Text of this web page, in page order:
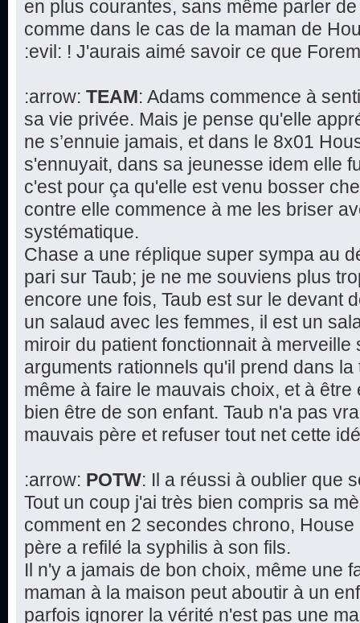
en plus courantes, sans même parler
comme dans le cas de la maman de
:evil: ! J'aurais aimé savoir ce que
:arrow: TEAM: Adams commence à
sa vie privée. Mais je pense qu'elle
ne s’ennuie jamais, et dans le 8x01
s'ennuyait, dans sa jeunesse idem elle
c'est pour ça qu'elle est venu bosser
contre elle commence à me les briser
systématique.
Chase a une réplique super sympa au
pari sur Taub; je ne me souviens plus
encore une fois, Taub est sur le devant
un salaud avec les femmes, il est un
miroir du patient fonctionnait à
arguments rationnels qu'il prend dans
même à faire le mauvais choix, et à
bien être de son enfant. Taub n'a pas
mauvais père et refuser tout net cette
:arrow: POTW: Il a réussi à oublier que
Tout un coup j'ai très bien compris sa
comment en 2 secondes chrono,
père a refilé la syphilis à son fils.
Il n'y a jamais de bon choix, même une
maman à la maison peut aboutir à un
parfois ignorer la vérité n'est pas une